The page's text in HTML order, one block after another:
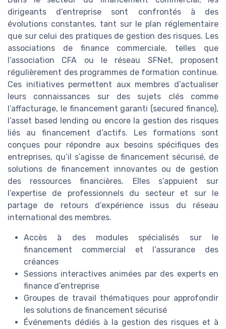
dirigeants d’entreprise sont confrontés à des
évolutions constantes, tant sur le plan réglementaire
que sur celui des pratiques de gestion des risques. Les
associations de finance commerciale, telles que
l’association CFA ou le réseau SFNet, proposent
régulièrement des programmes de formation continue.
Ces initiatives permettent aux membres d’actualiser
leurs connaissances sur des sujets clés comme
l’affacturage, le financement garanti (secured finance),
l’asset based lending ou encore la gestion des risques
liés au financement d’actifs. Les formations sont
conçues pour répondre aux besoins spécifiques des
entreprises, qu’il s’agisse de financement sécurisé, de
solutions de financement innovantes ou de gestion
des ressources financières. Elles s’appuient sur
l’expertise de professionnels du secteur et sur le
partage de retours d’expérience issus du réseau
international des membres.
Accès à des modules spécialisés sur le
financement commercial et l’assurance des
créances
Sessions interactives animées par des experts en
finance d’entreprise
Groupes de travail thématiques pour approfondir
les solutions de financement sécurisé
Événements dédiés à la gestion des risques et à